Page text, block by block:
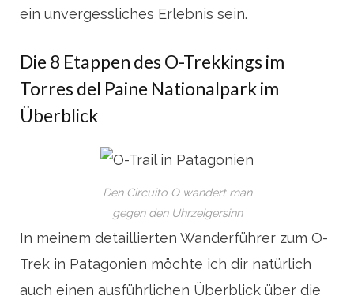
ein unvergessliches Erlebnis sein.
Die 8 Etappen des O-Trekkings im
Torres del Paine Nationalpark im
Überblick
Den Circuito O wandert man
gegen den Uhrzeigersinn
In meinem detaillierten Wanderführer zum O-
Trek in Patagonien möchte ich dir natürlich
auch einen ausführlichen Überblick über die